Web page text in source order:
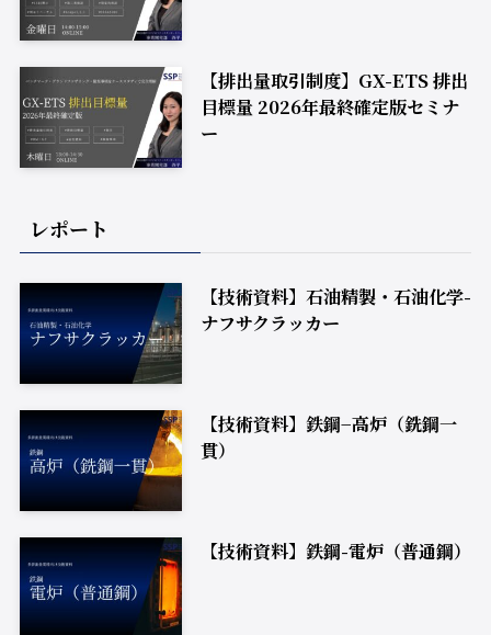
【排出量取引制度】GX-ETS 排出
目標量 2026年最終確定版セミナ
ー
レポート
【技術資料】石油精製・石油化学-
ナフサクラッカー
【技術資料】鉄鋼−高炉（銑鋼一
貫）
【技術資料】鉄鋼-電炉（普通鋼）